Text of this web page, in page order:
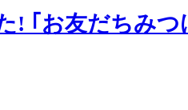
｢お友だちみつ